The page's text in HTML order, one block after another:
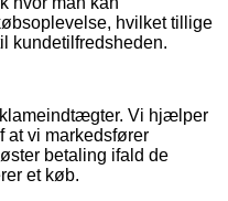
hvilket tillige
kundetilfredsheden.
Vi hjælper
at vi markedsfører
betaling ifald de
et køb.